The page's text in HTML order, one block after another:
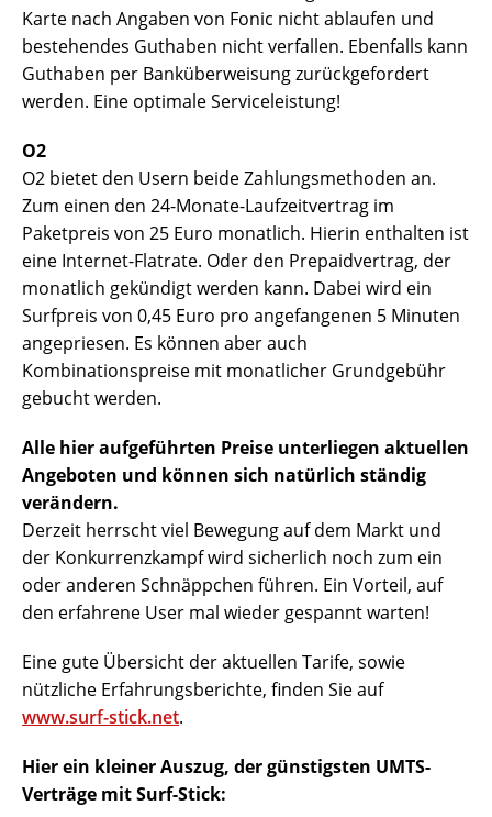
Karte nach Angaben von Fonic nicht ablaufen und
bestehendes Guthaben nicht verfallen. Ebenfalls kann
Guthaben per Banküberweisung zurückgefordert
werden. Eine optimale Serviceleistung!
O2
O2 bietet den Usern beide Zahlungsmethoden an.
Zum einen den 24-Monate-Laufzeitvertrag im
Paketpreis von 25 Euro monatlich. Hierin enthalten ist
eine Internet-Flatrate. Oder den Prepaidvertrag, der
monatlich gekündigt werden kann. Dabei wird ein
Surfpreis von 0,45 Euro pro angefangenen 5 Minuten
angepriesen. Es können aber auch
Kombinationspreise mit monatlicher Grundgebühr
gebucht werden.
Alle hier aufgeführten Preise unterliegen aktuellen
Angeboten und können sich natürlich ständig
verändern.
Derzeit herrscht viel Bewegung auf dem Markt und
der Konkurrenzkampf wird sicherlich noch zum ein
oder anderen Schnäppchen führen. Ein Vorteil, auf
den erfahrene User mal wieder gespannt warten!
Eine gute Übersicht der aktuellen Tarife, sowie
nützliche Erfahrungsberichte, finden Sie auf
www.surf-stick.net.
Hier ein kleiner Auszug, der günstigsten UMTS-
Verträge mit Surf-Stick: